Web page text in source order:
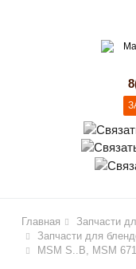
Главная
Запчасти
Запчасти для
MSM S..B, MSM